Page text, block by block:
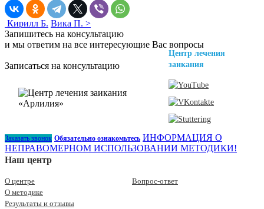
Кирилл Б. Вика П. >
Запишитесь на консультацию
и мы ответим на все интересующие Вас вопросы
Записаться на консультацию
Центр лечения
заикания
Заказать звонок Обязательно ознакомьтесь ИНФОРМАЦИЯ О
НЕПРАВОМЕРНОМ ИСПОЛЬЗОВАНИИ МЕТОДИКИ!
Наш центр
О центре
О методике
Результаты и отзывы
Вопрос-ответ